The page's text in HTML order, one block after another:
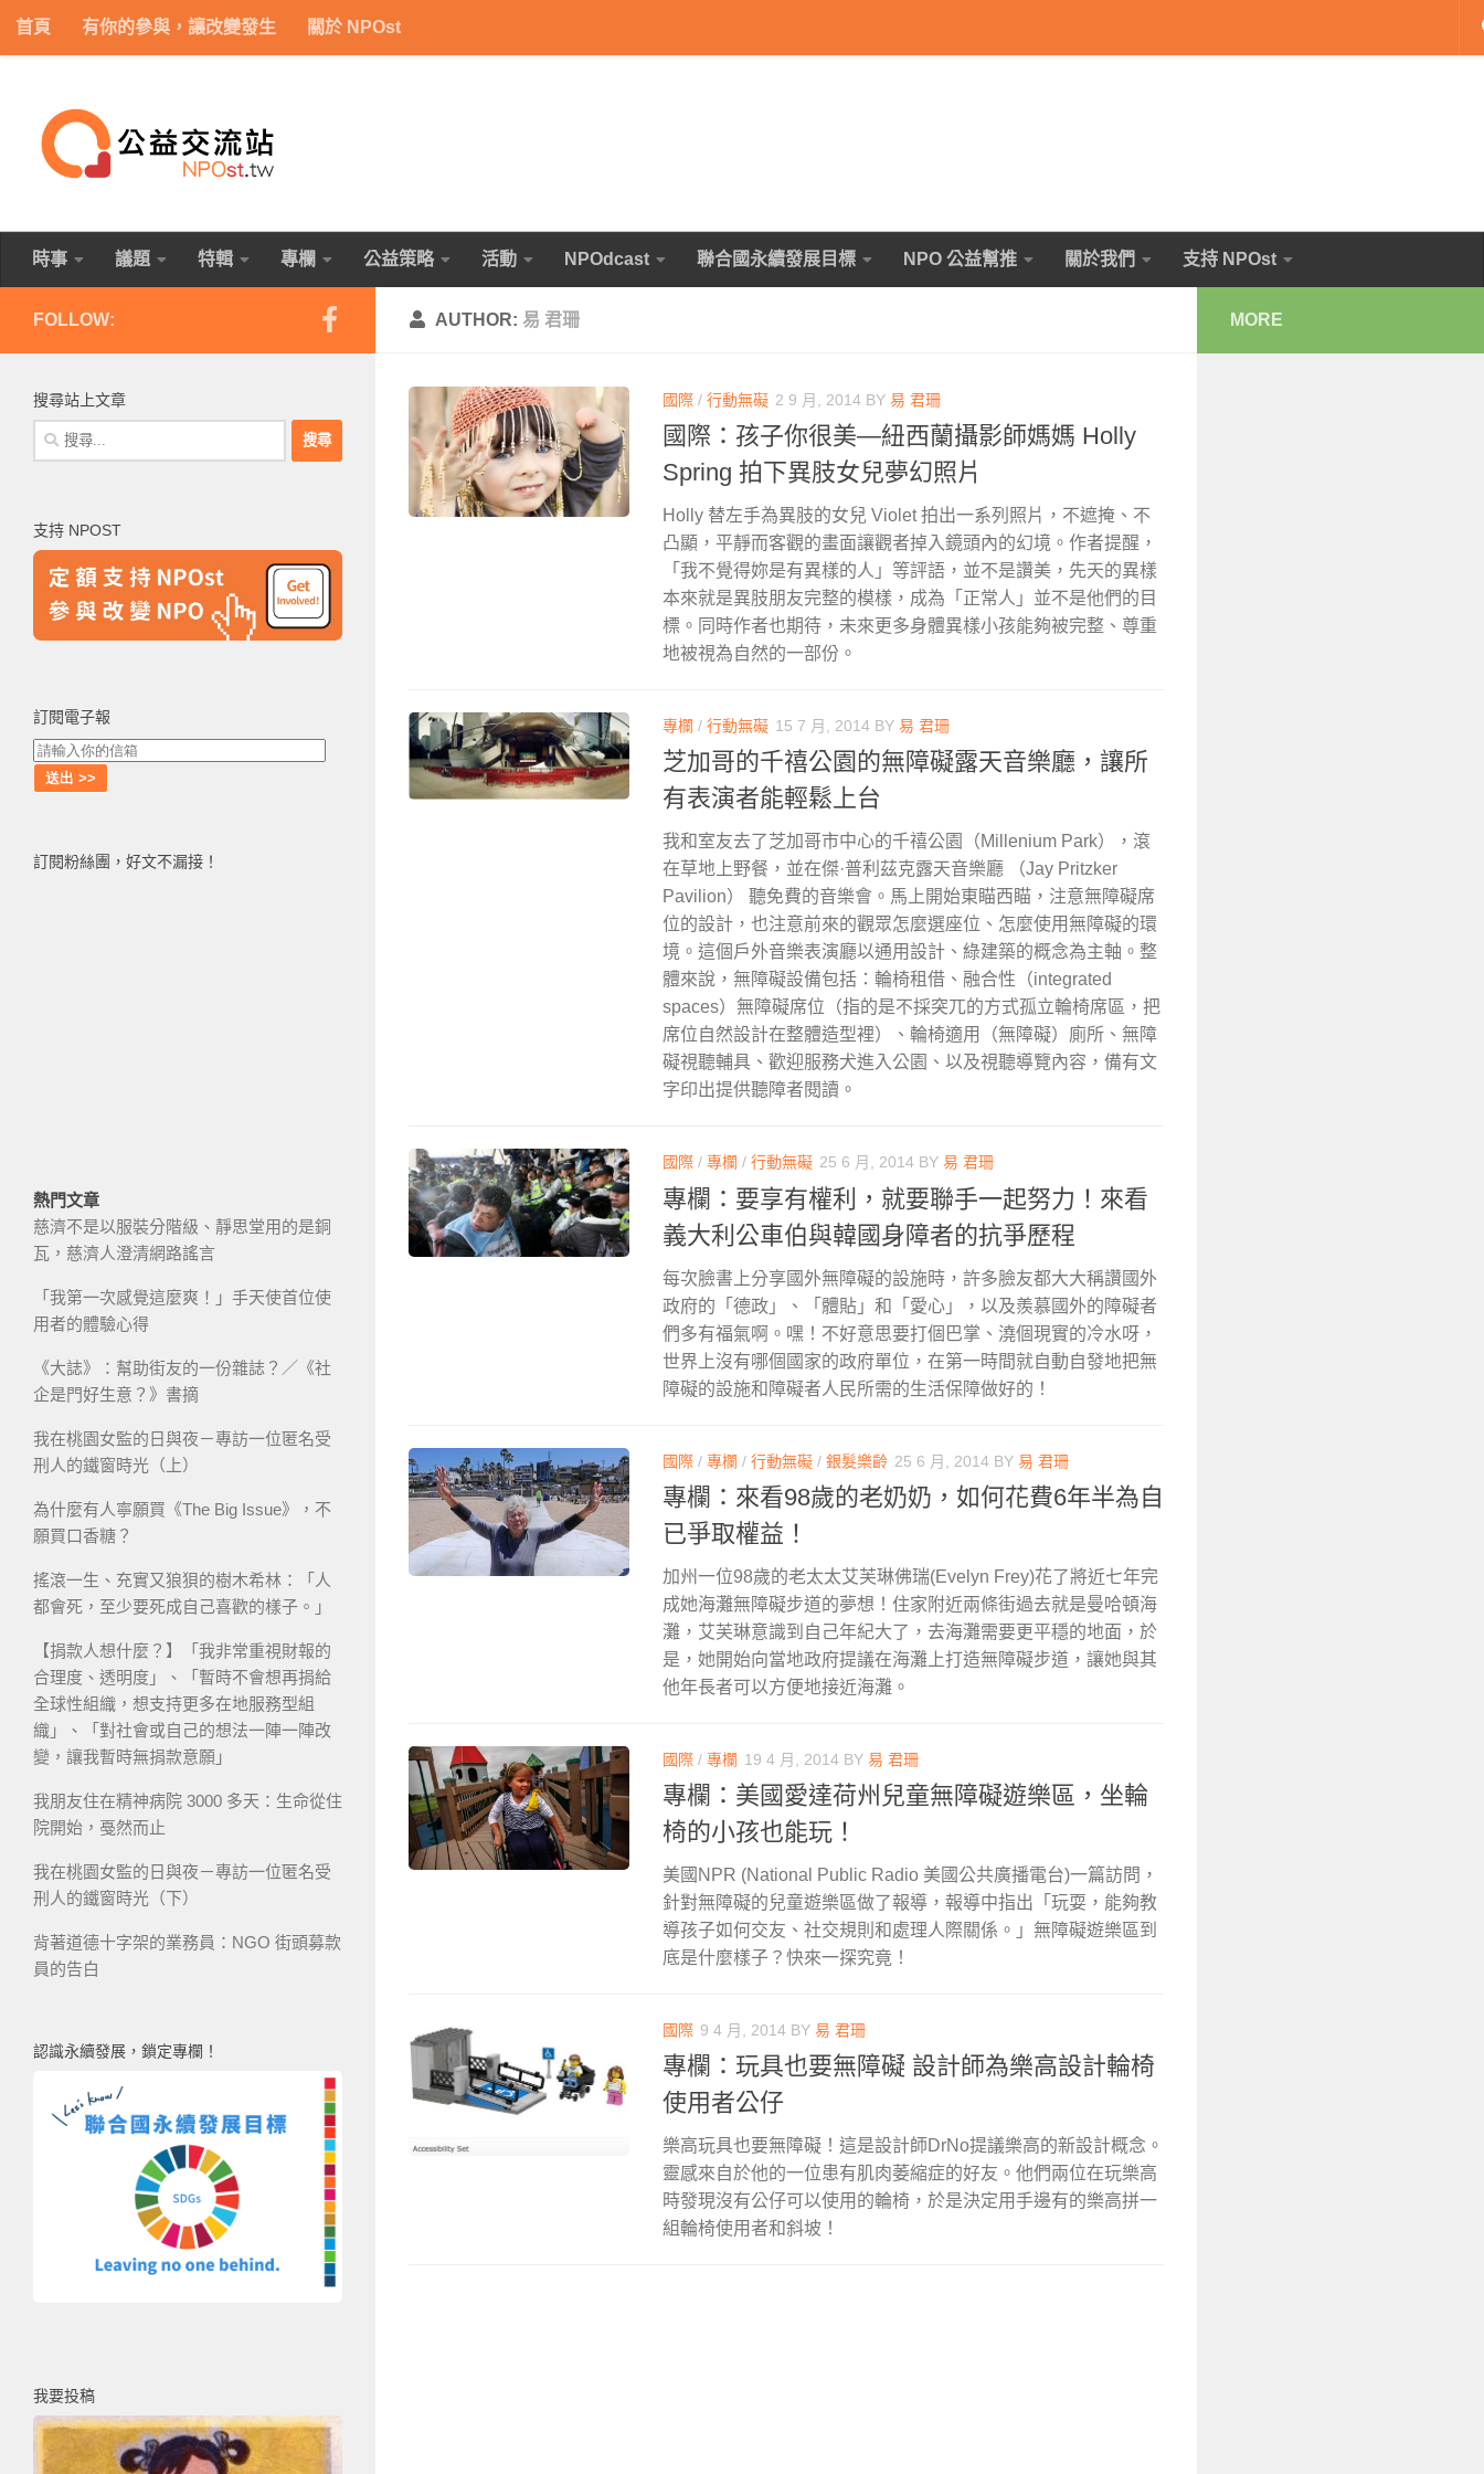
Skip to content
首頁 有你的參與，讓改變發生 關於 NPOst
時事 議題 特輯 專欄 公益策略 活動 NPOdcast 聯合國永續發展目標 NPO 公益幫推 關於我們 支持 NPOst
AUTHOR: 易 君珊
國際 / 行動無礙 2 9 月, 2014 BY 易 君珊
國際：孩子你很美―紐西蘭攝影師媽媽 Holly
Spring 拍下異肢女兒夢幻照片
Holly 替左手為異肢的女兒 Violet 拍出一系列照片，不遮掩、不
凸顯，平靜而客觀的畫面讓觀者掉入鏡頭內的幻境。作者提醒，
「我不覺得妳是有異樣的人」等評語，並不是讚美，先天的異樣
本來就是異肢朋友完整的模樣，成為「正常人」並不是他們的目
標。同時作者也期待，未來更多身體異樣小孩能夠被完整、尊重
地被視為自然的一部份。
專欄 / 行動無礙 15 7 月, 2014 BY 易 君珊
芝加哥的千禧公園的無障礙露天音樂廳，讓所
有表演者能輕鬆上台
我和室友去了芝加哥市中心的千禧公園（Millenium Park），滾
在草地上野餐，並在傑·普利茲克露天音樂廳 （Jay Pritzker
Pavilion） 聽免費的音樂會。馬上開始東瞄西瞄，注意無障礙席
位的設計，也注意前來的觀眾怎麼選座位、怎麼使用無障礙的環
境。這個戶外音樂表演廳以通用設計、綠建築的概念為主軸。整
體來說，無障礙設備包括：輪椅租借、融合性（integrated
spaces）無障礙席位（指的是不採突兀的方式孤立輪椅席區，把
席位自然設計在整體造型裡）、輪椅適用（無障礙）廁所、無障
礙視聽輔具、歡迎服務犬進入公園、以及視聽導覽內容，備有文
字印出提供聽障者閱讀。
國際 / 專欄 / 行動無礙 25 6 月, 2014 BY 易 君珊
專欄：要享有權利，就要聯手一起努力！來看
義大利公車伯與韓國身障者的抗爭歷程
每次臉書上分享國外無障礙的設施時，許多臉友都大大稱讚國外
政府的「德政」、「體貼」和「愛心」，以及羨慕國外的障礙者
們多有福氣啊。嘿！不好意思要打個巴掌、澆個現實的冷水呀，
世界上沒有哪個國家的政府單位，在第一時間就自動自發地把無
障礙的設施和障礙者人民所需的生活保障做好的！
國際 / 專欄 / 行動無礙 / 銀髮樂齡 25 6 月, 2014 BY 易 君珊
專欄：來看98歲的老奶奶，如何花費6年半為自
已爭取權益！
加州一位98歲的老太太艾芙琳佛瑞(Evelyn Frey)花了將近七年完
成她海灘無障礙步道的夢想！住家附近兩條街過去就是曼哈頓海
灘，艾芙琳意識到自己年紀大了，去海灘需要更平穩的地面，於
是，她開始向當地政府提議在海灘上打造無障礙步道，讓她與其
他年長者可以方便地接近海灘。
國際 / 專欄 19 4 月, 2014 BY 易 君珊
專欄：美國愛達荷州兒童無障礙遊樂區，坐輪
椅的小孩也能玩！
美國NPR (National Public Radio 美國公共廣播電台)一篇訪問，
針對無障礙的兒童遊樂區做了報導，報導中指出「玩耍，能夠教
導孩子如何交友、社交規則和處理人際關係。」無障礙遊樂區到
底是什麼樣子？快來一探究竟！
國際 9 4 月, 2014 BY 易 君珊
專欄：玩具也要無障礙 設計師為樂高設計輪椅
使用者公仔
樂高玩具也要無障礙！這是設計師DrNo提議樂高的新設計概念。
靈感來自於他的一位患有肌肉萎縮症的好友。他們兩位在玩樂高
時發現沒有公仔可以使用的輪椅，於是決定用手邊有的樂高拼一
組輪椅使用者和斜坡！
FOLLOW:
搜尋站上文章
搜
尋
字:
支持 NPOST
訂閱電子報
訂閱粉絲團，好文不漏接！
熱門文章
慈濟不是以服裝分階級、靜思堂用的是銅
瓦，慈濟人澄清網路謠言
「我第一次感覺這麼爽！」手天使首位使
用者的體驗心得
《大誌》：幫助街友的一份雜誌？／《社
企是門好生意？》書摘
我在桃園女監的日與夜－專訪一位匿名受
刑人的鐵窗時光（上）
為什麼有人寧願買《The Big Issue》，不
願買口香糖？
搖滾一生、充實又狼狽的樹木希林：「人
都會死，至少要死成自己喜歡的樣子。」
【捐款人想什麼？】「我非常重視財報的
合理度、透明度」、「暫時不會想再捐給
全球性組織，想支持更多在地服務型組
織」、「對社會或自己的想法一陣一陣改
變，讓我暫時無捐款意願」
我朋友住在精神病院 3000 多天：生命從住
院開始，戞然而止
我在桃園女監的日與夜－專訪一位匿名受
刑人的鐵窗時光（下）
背著道德十字架的業務員：NGO 街頭募款
員的告白
認識永續發展，鎖定專欄！
我要投稿
MORE